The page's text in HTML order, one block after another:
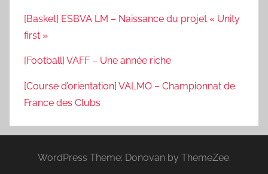
[Basket] ESBVA LM – Naissance du projet « Unity
first »
[Football] VAFF – Une année riche
[Course d’orientation] VALMO – Championnat de
France des Clubs
WordPress Theme: Donovan by ThemeZee.